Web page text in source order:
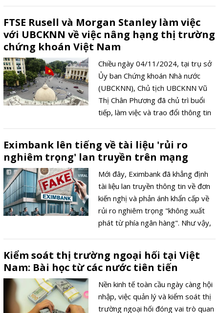
FTSE Rusell và Morgan Stanley làm việc
với UBCKNN về việc nâng hạng thị trường
chứng khoán Việt Nam
Chiều ngày 04/11/2024, tại trụ sở
Ủy ban Chứng khoán Nhà nước
(UBCKNN), Chủ tịch UBCKNN Vũ
Thị Chân Phương đã chủ trì buổi
tiếp, làm việc và trao đổi thông tin
hạng thị trường chứng khoán Việt
Nam.
Eximbank lên tiếng về tài liệu 'rủi ro
nghiêm trọng' lan truyền trên mạng
Mới đây, Eximbank đã khẳng định
tài liệu lan truyền thông tin về đơn
kiến nghị và phản ánh khẩn cấp về
rủi ro nghiêm trọng "không xuất
phát từ phía ngân hàng". Như vậy,
trong thời gian qua là không chính
thống.
Kiểm soát thị trường ngoại hối tại Việt
Nam: Bài học từ các nước tiên tiến
Nền kinh tế toàn cầu ngày càng hội
nhập, việc quản lý và kiểm soát thị
trường ngoại hối đóng vai trò quan